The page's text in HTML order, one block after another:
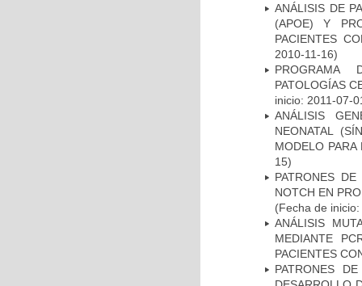
ANÁLISIS DE
(APOE) Y
PACIENTES
2010-11-16)
PROGRAMA
PATOLOGÍAS
inicio: 2011-07-
ANÁLISIS
NEONATAL
MODELO
15)
PATRONES
NOTCH EN
(Fecha de
ANÁLISIS
MEDIANTE
PACIENTES
PATRONES